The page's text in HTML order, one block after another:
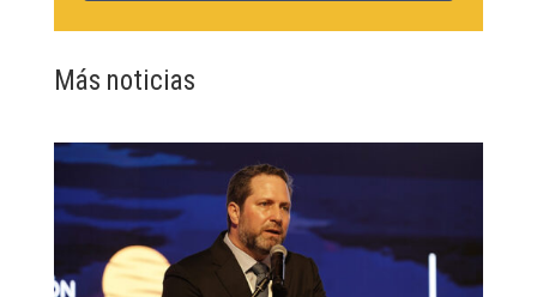
Más noticias